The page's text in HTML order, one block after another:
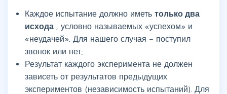
Каждое испытание должно иметь только два
исхода
, условно называемых «успехом» и
«неудачей». Для нашего случая – поступил
звонок или нет;
Результат каждого эксперимента не должен
зависеть от результатов предыдущих
экспериментов (независимость испытаний). Для